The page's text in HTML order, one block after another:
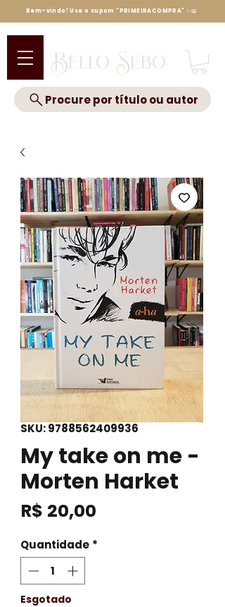
Bello Sebo
Procure por título ou autor
Bem-vindo! Use o cupom "PRIMEIRACOMPRA" ✨📖
SKU: 9788562409936
My take on me -
Morten Harket
R$ 20,00
Quantidade *
Esgotado